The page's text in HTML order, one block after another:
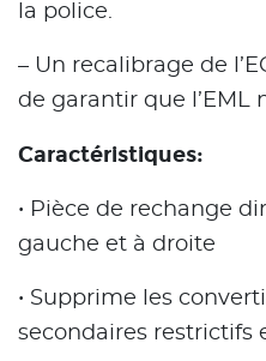
la police.
– Un recalibrage de
de garantir que l’EML
Caractéristiques:
• Pièce de rechange
gauche et à droite
• Supprime les
secondaires restrictifs